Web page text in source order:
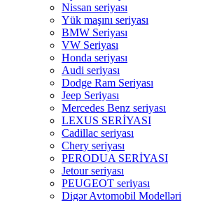
Nissan seriyası
Yük maşını seriyası
BMW Seriyası
VW Seriyası
Honda seriyası
Audi seriyası
Dodge Ram Seriyası
Jeep Seriyası
Mercedes Benz seriyası
LEXUS SERİYASI
Cadillac seriyası
Chery seriyası
PERODUA SERİYASI
Jetour seriyası
PEUGEOT seriyası
Digər Avtomobil Modelləri